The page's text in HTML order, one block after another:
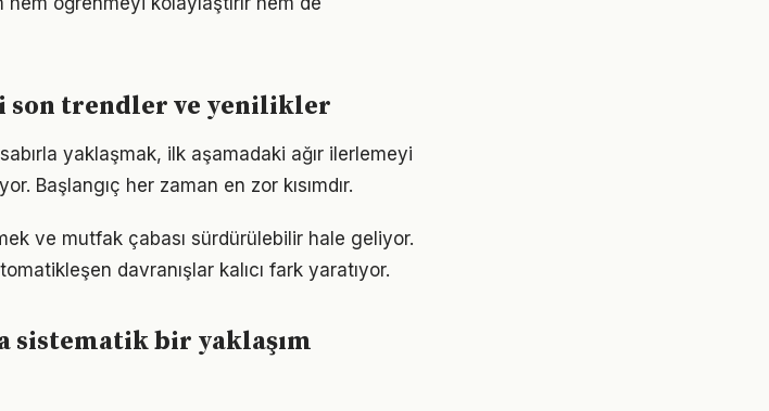
son trendler ve yenilikler
yaklaşmak, ilk aşamadaki ağır ilerlemeyi
Başlangıç her zaman en zor kısımdır.
ve mutfak çabası sürdürülebilir hale geliyor.
davranışlar kalıcı fark yaratıyor.
sistematik bir yaklaşım